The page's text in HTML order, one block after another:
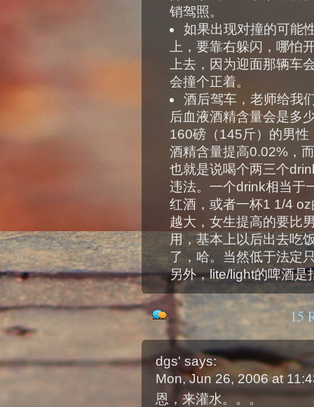
销驾照。
如果出现对撞的可能
上，要靠右躲闪，哪怕
上去，因为迎面那辆车
会撞个正着。
酒后驾车，老师给我
后血液酒精含量会是多
160磅（145斤）的男
酒精含量提高0.02%，
也就是说喝个两三个
违法。一个drink相当于
红酒，或者一杯1 1/4
越大，女生提高的要比
用，基本上以后出去吃
了，哈。当然低于法定
另外，lite/light的啤酒是
15
dgs' says:
Mon, Jun 26, 2006 at
恩，来灌水。。。